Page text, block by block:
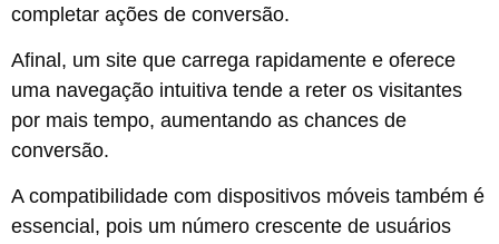
completar ações de conversão.
Afinal, um site que carrega rapidamente e oferece
uma navegação intuitiva tende a reter os visitantes
por mais tempo, aumentando as chances de
conversão.
A compatibilidade com dispositivos móveis também é
essencial, pois um número crescente de usuários